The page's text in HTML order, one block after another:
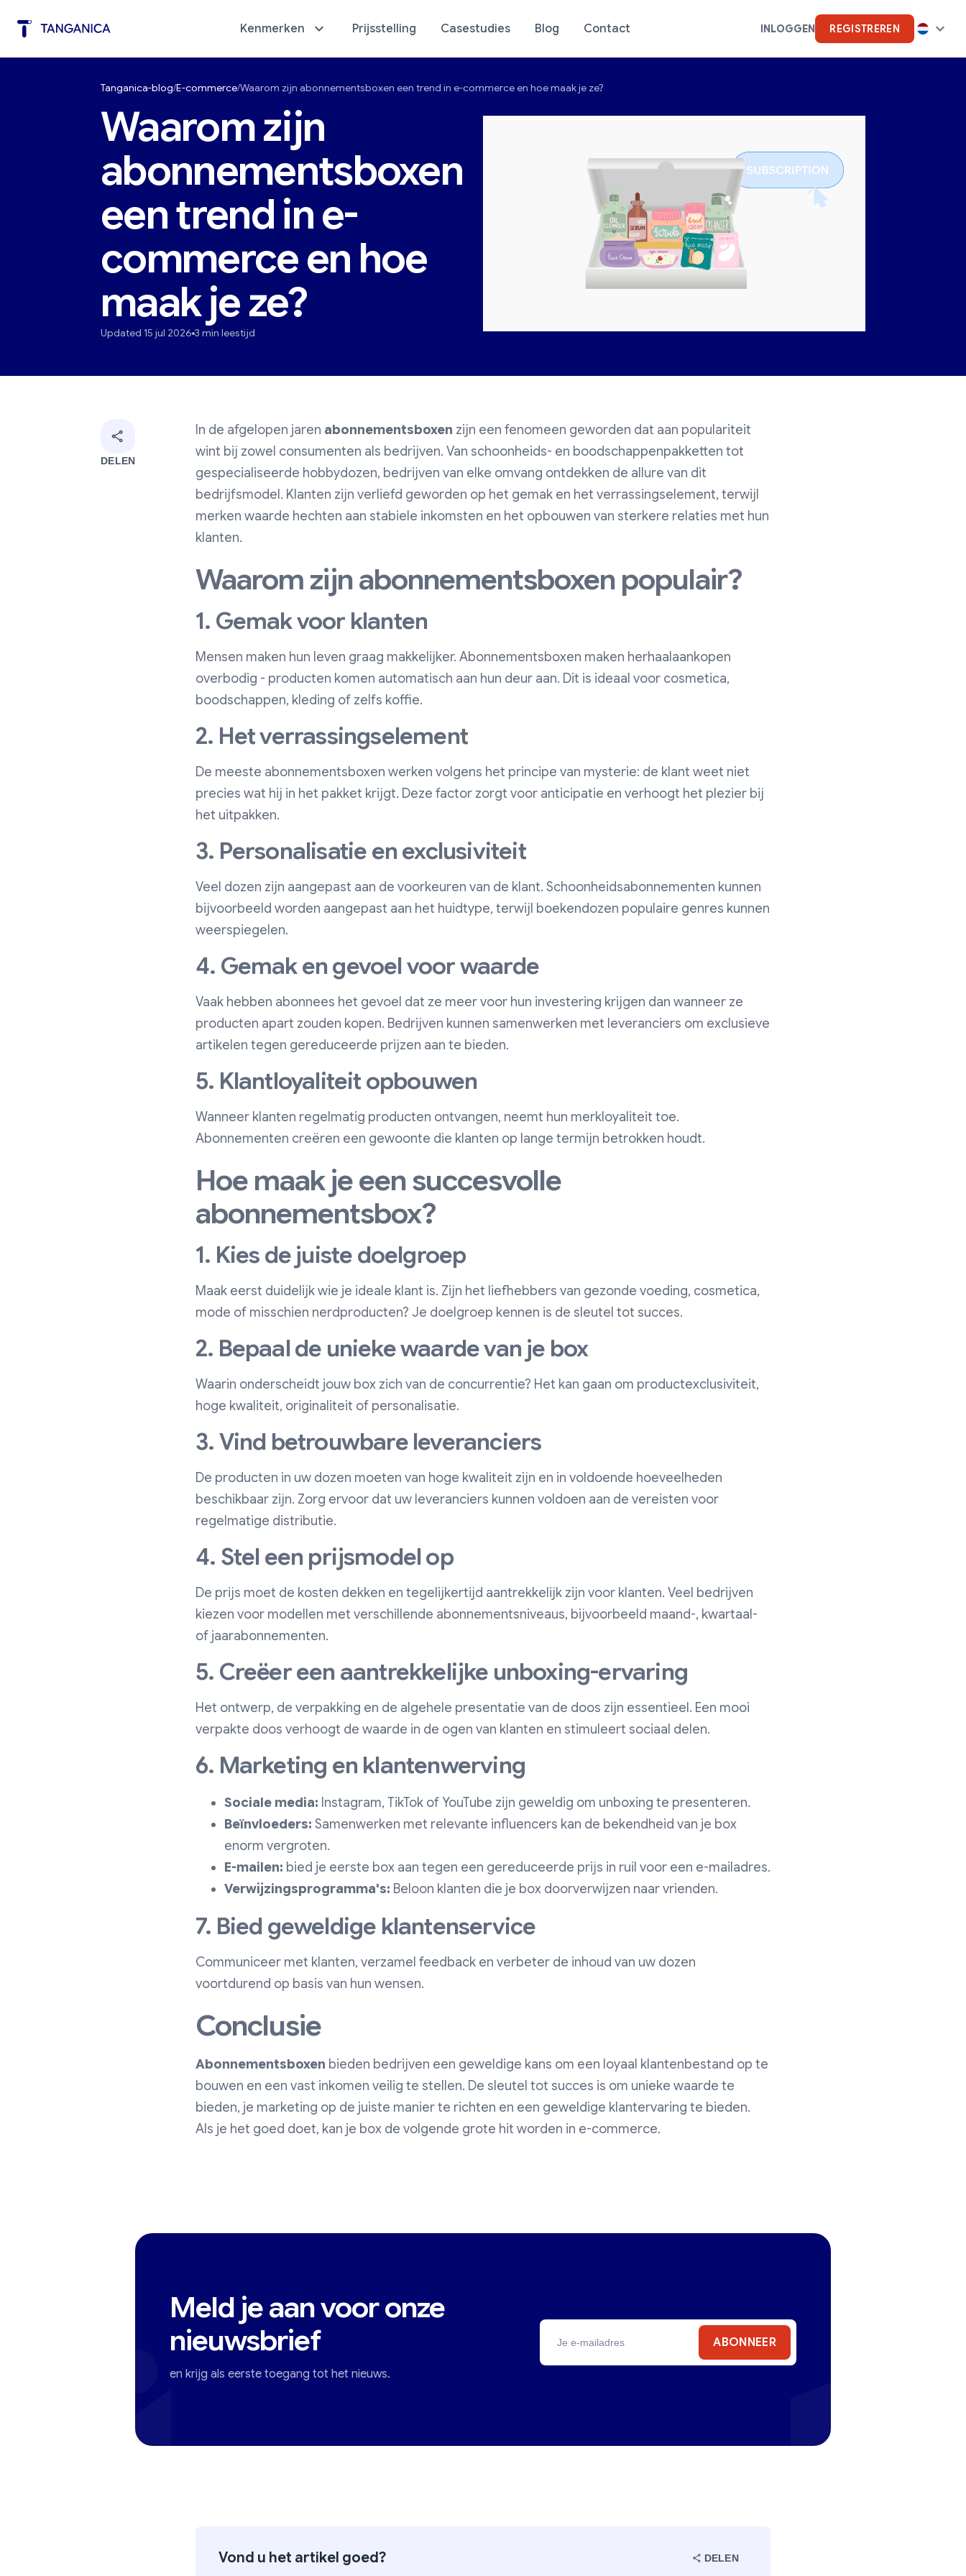
Kenmerken
Automatisering van marketing Diagnostiek van uw winkel E-commerce-analyses
Prijsstelling Casestudies Blog Contact INLOGGEN REGISTREREN
Tanganica-blog E-commerce Waarom zijn abonnementsboxen een trend in e-commerce en hoe maak je ze?
Waarom zijn
abonnementsboxen
een trend in e-
commerce en hoe
maak je ze?
Updated 15 jul 2026 3 min leestijd
DELEN
In de afgelopen jaren abonnementsboxen zijn een fenomeen geworden dat aan populariteit
wint bij zowel consumenten als bedrijven. Van schoonheids- en boodschappenpakketten tot
gespecialiseerde hobbydozen, bedrijven van elke omvang ontdekken de allure van dit
bedrijfsmodel. Klanten zijn verliefd geworden op het gemak en het verrassingselement, terwijl
merken waarde hechten aan stabiele inkomsten en het opbouwen van sterkere relaties met hun
klanten.
Waarom zijn abonnementsboxen populair?
1. Gemak voor klanten
Mensen maken hun leven graag makkelijker. Abonnementsboxen maken herhaalaankopen
overbodig - producten komen automatisch aan hun deur aan. Dit is ideaal voor cosmetica,
boodschappen, kleding of zelfs koffie.
2. Het verrassingselement
De meeste abonnementsboxen werken volgens het principe van mysterie: de klant weet niet
precies wat hij in het pakket krijgt. Deze factor zorgt voor anticipatie en verhoogt het plezier bij
het uitpakken.
3. Personalisatie en exclusiviteit
Veel dozen zijn aangepast aan de voorkeuren van de klant. Schoonheidsabonnementen kunnen
bijvoorbeeld worden aangepast aan het huidtype, terwijl boekendozen populaire genres kunnen
weerspiegelen.
4. Gemak en gevoel voor waarde
Vaak hebben abonnees het gevoel dat ze meer voor hun investering krijgen dan wanneer ze
producten apart zouden kopen. Bedrijven kunnen samenwerken met leveranciers om exclusieve
artikelen tegen gereduceerde prijzen aan te bieden.
5. Klantloyaliteit opbouwen
Wanneer klanten regelmatig producten ontvangen, neemt hun merkloyaliteit toe.
Abonnementen creëren een gewoonte die klanten op lange termijn betrokken houdt.
Hoe maak je een succesvolle
abonnementsbox?
1. Kies de juiste doelgroep
Maak eerst duidelijk wie je ideale klant is. Zijn het liefhebbers van gezonde voeding, cosmetica,
mode of misschien nerdproducten? Je doelgroep kennen is de sleutel tot succes.
2. Bepaal de unieke waarde van je box
Waarin onderscheidt jouw box zich van de concurrentie? Het kan gaan om productexclusiviteit,
hoge kwaliteit, originaliteit of personalisatie.
3. Vind betrouwbare leveranciers
De producten in uw dozen moeten van hoge kwaliteit zijn en in voldoende hoeveelheden
beschikbaar zijn. Zorg ervoor dat uw leveranciers kunnen voldoen aan de vereisten voor
regelmatige distributie.
4. Stel een prijsmodel op
De prijs moet de kosten dekken en tegelijkertijd aantrekkelijk zijn voor klanten. Veel bedrijven
kiezen voor modellen met verschillende abonnementsniveaus, bijvoorbeeld maand-, kwartaal-
of jaarabonnementen.
5. Creëer een aantrekkelijke unboxing-ervaring
Het ontwerp, de verpakking en de algehele presentatie van de doos zijn essentieel. Een mooi
verpakte doos verhoogt de waarde in de ogen van klanten en stimuleert sociaal delen.
6. Marketing en klantenwerving
Sociale media: Instagram, TikTok of YouTube zijn geweldig om unboxing te presenteren.
Beïnvloeders: Samenwerken met relevante influencers kan de bekendheid van je box
enorm vergroten.
E-mailen: bied je eerste box aan tegen een gereduceerde prijs in ruil voor een e-mailadres.
Verwijzingsprogramma's: Beloon klanten die je box doorverwijzen naar vrienden.
7. Bied geweldige klantenservice
Communiceer met klanten, verzamel feedback en verbeter de inhoud van uw dozen
voortdurend op basis van hun wensen.
Conclusie
Abonnementsboxen bieden bedrijven een geweldige kans om een loyaal klantenbestand op te
bouwen en een vast inkomen veilig te stellen. De sleutel tot succes is om unieke waarde te
bieden, je marketing op de juiste manier te richten en een geweldige klantervaring te bieden.
Als je het goed doet, kan je box de volgende grote hit worden in e-commerce.
Meld je aan voor onze
nieuwsbrief
en krijg als eerste toegang tot het nieuws.
ABONNEER
Vond u het artikel goed? DELEN